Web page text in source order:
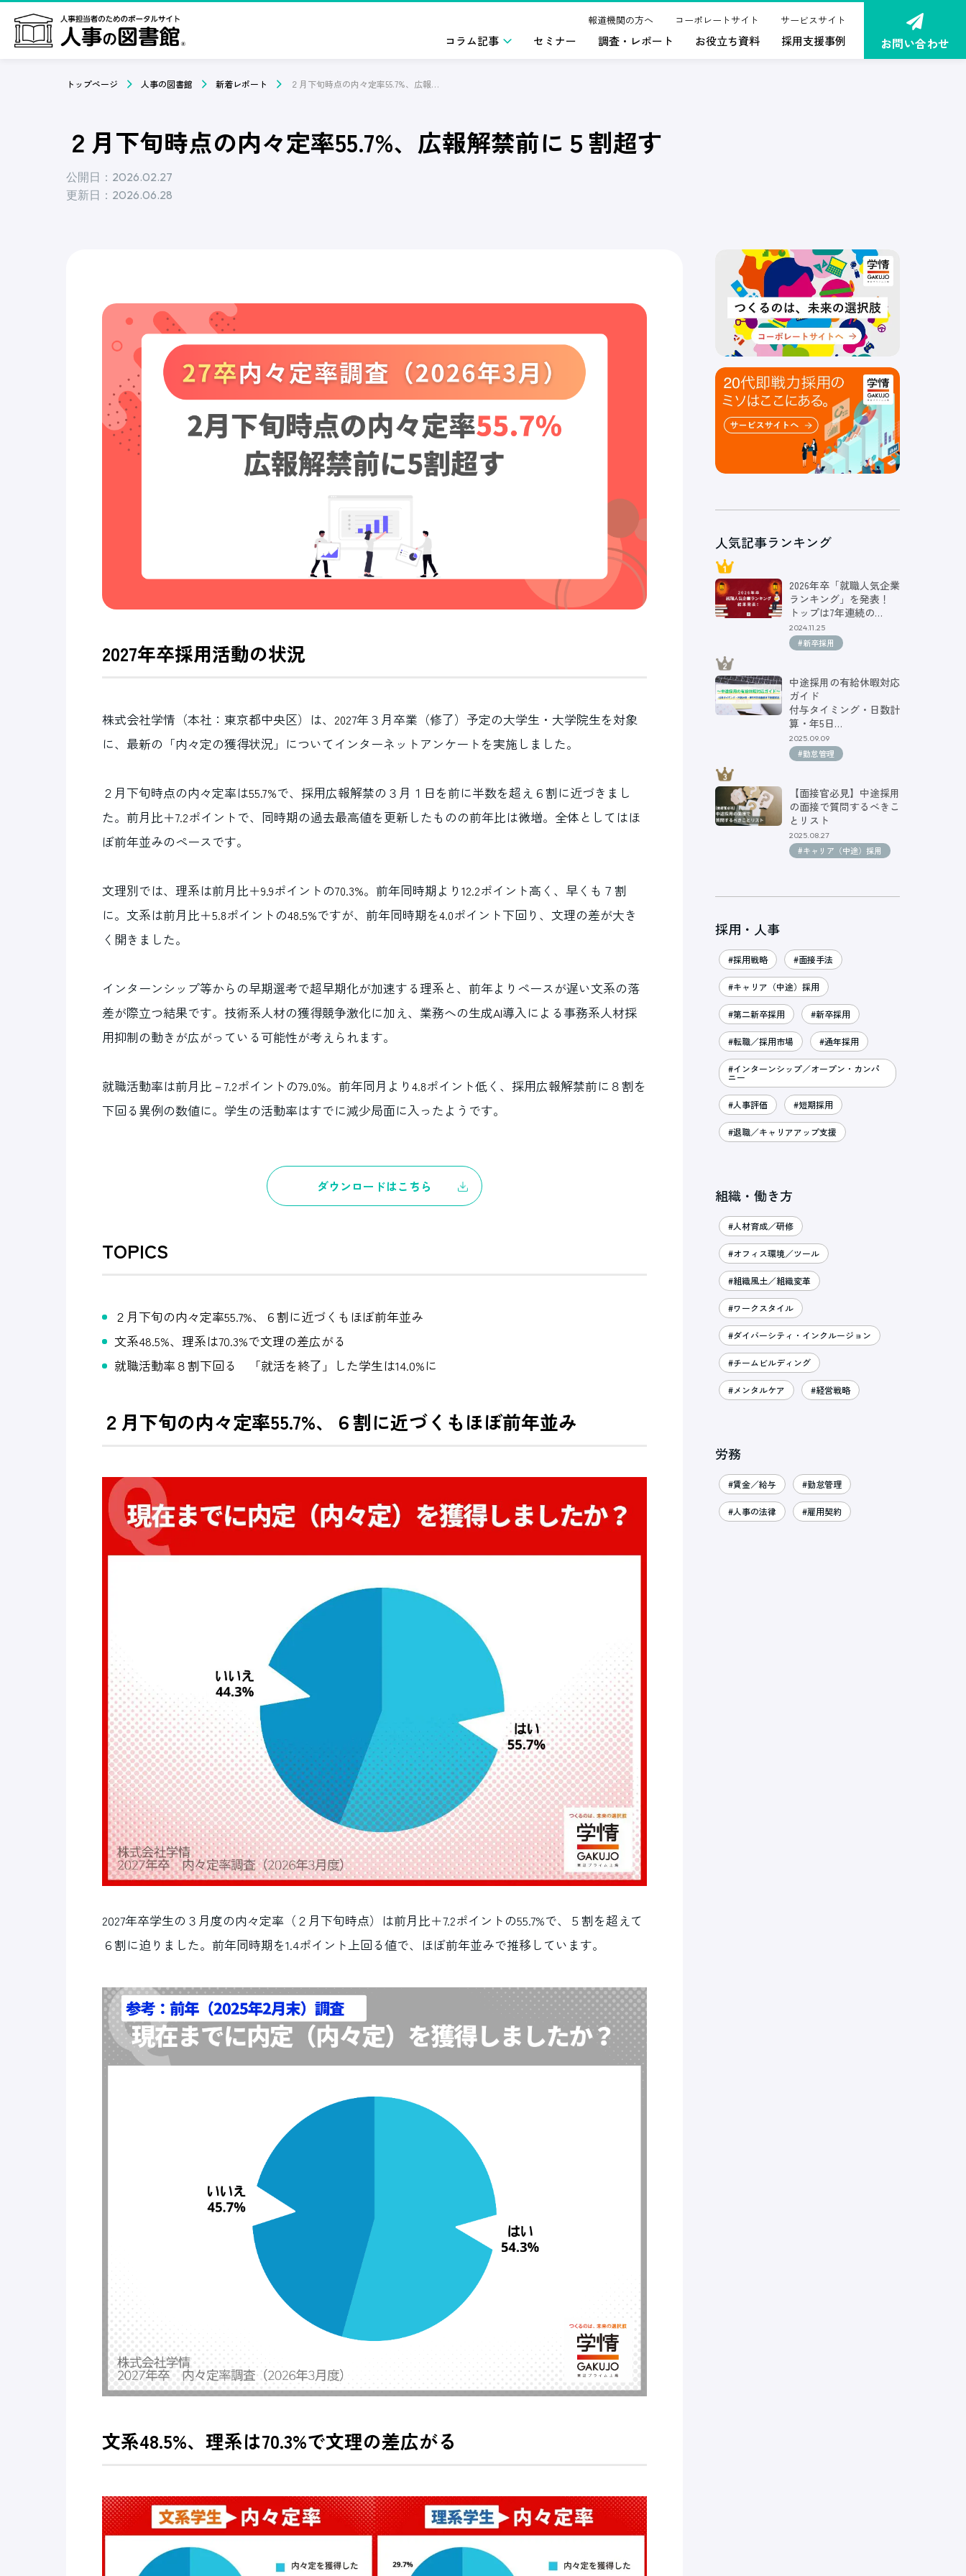
報道機関の方へ コーポレートサイト サービスサイト
コラム記事 セミナー 調査・レポート お役立ち資料 採用支援事例 お問い合わせ
トップページ 人事の図書館 新着レポート ２月下旬時点の内々定率55.7%、広報解禁前に５割超す
２月下旬時点の内々定率55.7%、広報解禁前に５割超す
公開日：2026.02.27
更新日：2026.06.28
2027年卒採用活動の状況
株式会社学情（本社：東京都中央区）は、 2027年３月卒業（修了）予定の大学生・大学院生を対象
に、最新の「内々定の獲得状況」についてインターネットアンケートを実施しました。
２月下旬時点の内々定率は55.7%で、採用広報解禁の３月１日を前に半数を超え６割に近づきまし
た。前月比＋7.2ポイントで、同時期の過去最高値を更新したものの前年比は微増。全体としてはほ
ぼ前年並みのペースです。
文理別では、理系は前月比＋9.9ポイントの70.3%。前年同時期より 12.2ポイント高く、早くも７割
に。文系は前月比＋5.8ポイントの48.5%ですが、前年同時期を4.0ポイント下回り、文理の差が大き
く開きました。
インターンシップ等からの早期選考で超早期化が加速する理系と、前年よりペースが遅い文系の落
差が際立つ結果です。技術系人材の獲得競争激化に加え、業務への生成AI導入による事務系人材採
用抑制の動きが広がっている可能性が考えられます。
就職活動率は前月比－7.2ポイントの79.0%。前年同月より 4.8ポイント低く、採用広報解禁前に８割を
下回る異例の数値に。学生の活動率はすでに減少局面に入ったようです。
ダウンロードはこちら
TOPICS
２月下旬の内々定率55.7%、６割に近づくもほぼ前年並み
文系48.5%、理系は70.3%で文理の差広がる
就職活動率８割下回る 「就活を終了」した学生は14.0%に
２月下旬の内々定率55.7%、６割に近づくもほぼ前年並み
2027年卒学生の３月度の内々定率（２月下旬時点）は前月比＋7.2ポイントの55.7%で、５割を超えて
６割に迫りました。前年同時期を1.4ポイント上回る値で、ほぼ前年並みで推移しています。
文系48.5%、理系は70.3%で文理の差広がる
人気記事ランキング
2026年卒「就職人気企業
ランキング」を発表！
トップは7年連続の…
2024.11.25
#新卒採用
中途採用の有給休暇対応
ガイド
付与タイミング・日数計
算・年5日…
2025.09.09
#勤怠管理
【面接官必見】中途採用
の面接で質問するべきこ
とリスト
2025.08.27
#キャリア（中途）採用
採用・人事
#採用戦略 #面接手法
#キャリア（中途）採用
#第二新卒採用 #新卒採用
#転職／採用市場 #通年採用
#インターンシップ／オープン・カンパ
ニー
#人事評価 #短期採用
#退職／キャリアアップ支援
組織・働き方
#人材育成／研修
#オフィス環境／ツール
#組織風土／組織変革
#ワークスタイル
#ダイバーシティ・インクルージョン
#チームビルディング
#メンタルケア #経営戦略
労務
#賃金／給与 #勤怠管理
#人事の法律 #雇用契約